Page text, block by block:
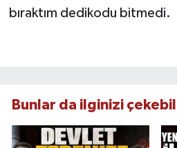
bıraktım dedikodu bitmedi.
Bunlar da ilginizi